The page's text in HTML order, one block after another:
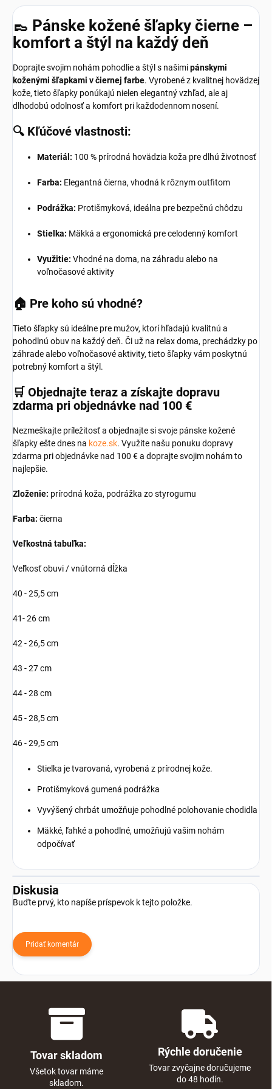
👞 Pánske kožené šľapky čierne –
komfort a štýl na každý deň
Doprajte svojim nohám pohodlie a štýl s našimipánskymi
koženými šľapkami v čiernej farbe. Vyrobené z kvalitnej hovädzej
kože, tieto šľapky ponúkajú nielen elegantný vzhľad, ale aj
dlhodobú odolnosť a komfort pri každodennom nosení.
🔍 Kľúčové vlastnosti:
Materiál: 100 % prírodná hovädzia koža pre dlhú životnosť
Farba: Elegantná čierna, vhodná k rôznym outfitom
Podrážka: Protišmyková, ideálna pre bezpečnú chôdzu
Stielka: Mäkká a ergonomická pre celodenný komfort
Využitie: Vhodné na doma, na záhradu alebo na
voľnočasové aktivity
🏠 Pre koho sú vhodné?
Tieto šľapky sú ideálne pre mužov, ktorí hľadajú kvalitnú a
pohodlnú obuv na každý deň. Či už na relax doma, prechádzky po
záhrade alebo voľnočasové aktivity, tieto šľapky vám poskytnú
potrebný komfort a štýl.
🛒 Objednajte teraz a získajte dopravu
zdarma pri objednávke nad 100 €
Nezmeškajte príležitosť a objednajte si svoje pánske kožené
šľapky ešte dnes na koze.sk. Využite našu ponuku dopravy
zdarma pri objednávke nad 100 € a doprajte svojim nohám to
najlepšie.
Zloženie: prírodná koža, podrážka zo styrogumu
Farba: čierna
Veľkostná tabuľka:
Veľkosť obuvi / vnútorná dĺžka
40 - 25,5 cm
41- 26 cm
42 - 26,5 cm
43 - 27 cm
44 - 28 cm
45 - 28,5 cm
46 - 29,5 cm
Stielka je tvarovaná, vyrobená z prírodnej kože.
Protišmyková gumená podrážka
Vyvýšený chrbát umožňuje pohodlné polohovanie chodidla
Mäkké, ľahké a pohodlné, umožňujú vašim nohám
odpočívať
Diskusia
Buďte prvý, kto napíše príspevok k tejto položke.
Pridať komentár
Tovar skladom
Všetok tovar máme
skladom.
Rýchle doručenie
Tovar zvyčajne doručujeme
do 48 hodín.